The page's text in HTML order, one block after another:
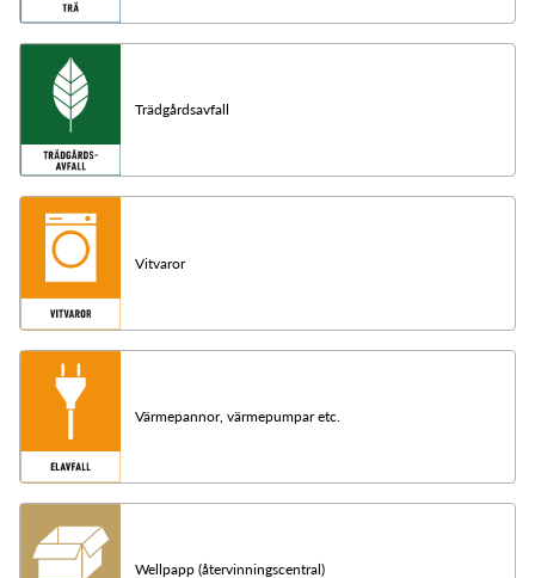
Trädgårdsavfall
Vitvaror
Värmepannor, värmepumpar etc.
Wellpapp (återvinningscentral)